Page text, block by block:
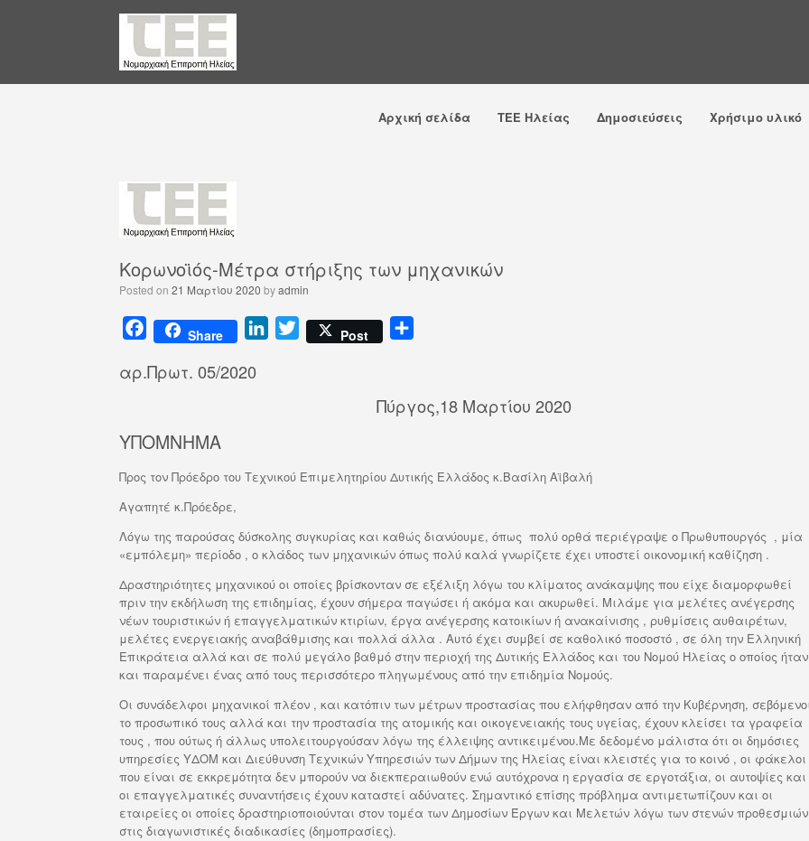
Αρχική σελίδα ΤΕΕ Ηλείας Δημοσιεύσεις Χρήσιμο υλικό
Κορωνοϊός-Μέτρα στήριξης των μηχανικών
Posted on 21 Μαρτίου 2020 byadmin
F
c
o
Share
T
r
Post
τ
ε
αρ.Πρωτ. 05/2020
Πύργος,18 Mαρτίου 2020
ΥΠΟΜΝΗΜΑ
Προς τον Πρόεδρο του Τεχνικού Επιμελητηρίου Δυτικής Ελλάδος κ.Βασίλη Αϊβαλή
Αγαπητέ κ.Πρόεδρε,
Λόγω της παρούσας δύσκολης συγκυρίας και καθώς διανύουμε, όπως πολύ ορθά περιέγραψε ο Πρωθυπουργός , μία
«εμπόλεμη» περίοδο , ο κλάδος των μηχανικών όπως πολύ καλά γνωρίζετε έχει υποστεί οικονομική καθίζηση .
Δραστηριότητες μηχανικού οι οποίες βρίσκονταν σε εξέλιξη λόγω του κλίματος ανάκαμψης που είχε διαμορφωθεί
πριν την εκδήλωση της επιδημίας, έχουν σήμερα παγώσει ή ακόμα και ακυρωθεί. Μιλάμε για μελέτες ανέγερσης
νέων τουριστικών ή επαγγελματικών κτιρίων, έργα ανέγερσης κατοικίων ή ανακαίνισης , ρυθμίσεις αυθαιρέτων,
μελέτες ενεργειακής αναβάθμισης και πολλά άλλα . Αυτό έχει συμβεί σε καθολικό ποσοστό , σε όλη την Ελληνική
Επικράτεια αλλά και σε πολύ μεγάλο βαθμό στην περιοχή της Δυτικής Ελλάδος και του Νομού Ηλείας ο οποίος ήταν
και παραμένει ένας από τους περισσότερο πληγωμένους από την επιδημία Νομούς.
Οι συνάδελφοι μηχανικοί πλέον , και κατόπιν των μέτρων προστασίας που ελήφθησαν από την Κυβέρνηση,
το προσωπικό τους αλλά και την προστασία της ατομικής και οικογενειακής τους υγείας, έχουν κλείσει τα γραφεία
τους , που ούτως ή άλλως υπολειτουργούσαν λόγω της έλλειψης αντικειμένου.Με δεδομένο μάλιστα ότι οι δημόσιες
υπηρεσίες ΥΔΟΜ και Διεύθυνση Τεχνικών Υπηρεσιών των Δήμων της Ηλείας είναι κλειστές για το κοινό , οι φάκελοι
που είναι σε εκκρεμότητα δεν μπορούν να διεκπεραιωθούν ενώ αυτόχρονα η εργασία σε εργοτάξια, οι αυτοψίες και
οι επαγγελματικές συναντήσεις έχουν καταστεί αδύνατες. Σημαντικό επίσης πρόβλημα αντιμετωπίζουν και οι
εταιρείες οι οποίες δραστηριοποιούνται στον τομέα των Δημοσίων Έργων και Μελετών λόγω των στενών προθεσμιών
στις διαγωνιστικές διαδικασίες (δημοπρασίες).